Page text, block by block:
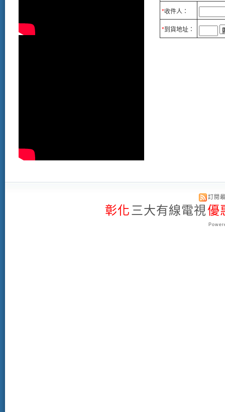
*收件人：
*到貨地址：
訂閱
彰化 三大有線電視優